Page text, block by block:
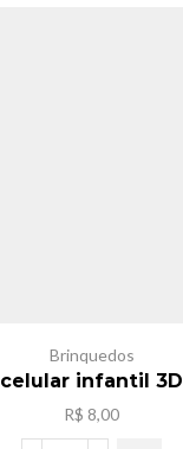
Brinquedos
celular infantil 3D
R$ 8,00